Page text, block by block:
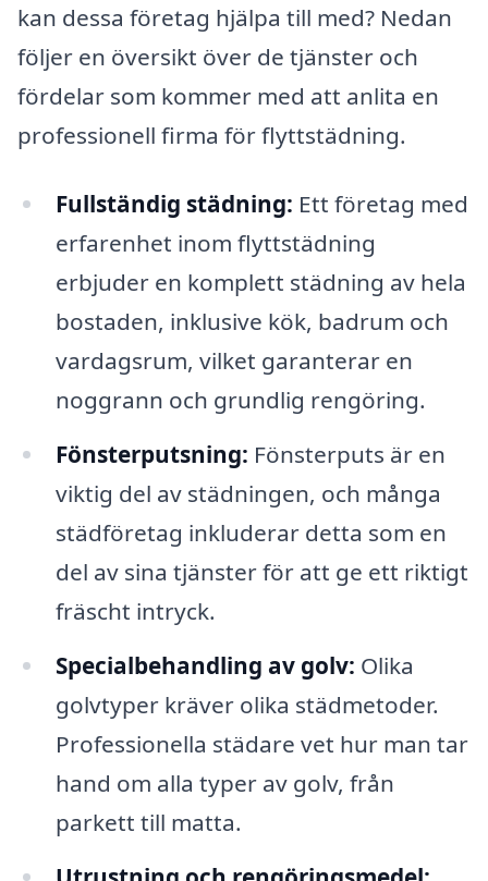
kan dessa företag hjälpa till med? Nedan
följer en översikt över de tjänster och
fördelar som kommer med att anlita en
professionell firma för flyttstädning.
Fullständig städning: Ett företag med
erfarenhet inom flyttstädning
erbjuder en komplett städning av hela
bostaden, inklusive kök, badrum och
vardagsrum, vilket garanterar en
noggrann och grundlig rengöring.
Fönsterputsning: Fönsterputs är en
viktig del av städningen, och många
städföretag inkluderar detta som en
del av sina tjänster för att ge ett riktigt
fräscht intryck.
Specialbehandling av golv: Olika
golvtyper kräver olika städmetoder.
Professionella städare vet hur man tar
hand om alla typer av golv, från
parkett till matta.